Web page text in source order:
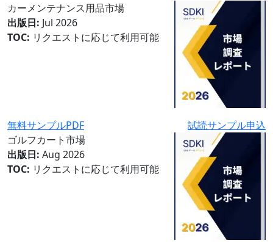
カーメンテナンス用品市場
出版日: Jul 2026
TOC: リクエストに応じて利用可能
無料サンプルPDF
試読サンプル申込
ゴルフカート市場
出版日: Aug 2026
TOC: リクエストに応じて利用可能